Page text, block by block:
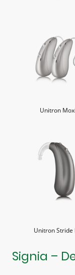
Unitron
Unitron Stride
Signia –